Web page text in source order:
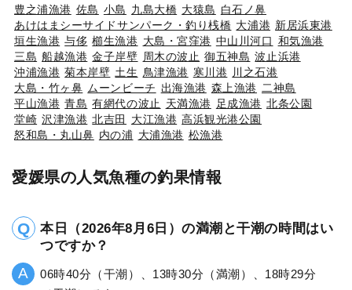
豊之浦漁港 佐島 小島 九島大橋 大猿島 白石ノ鼻
あけはまシーサイドサンパーク・釣り桟橋 大浦港 新居浜東港
垣生漁港 与侈 櫛生漁港 大島・宮窪港 中山川河口 和気漁港
三島 船越漁港 金子岸壁 周木の波止 御五神島 波止浜港
沖浦漁港 菊本岸壁 土生 鳥津漁港 寒川港 川之石港
大島・竹ヶ鼻 ムーンビーチ 出海漁港 森上漁港 二神島
平山漁港 青島 有網代の波止 天満漁港 足成漁港 北条公園
堂崎 沢津漁港 北吉田 大江漁港 高浜観光港公園
怒和島・丸山鼻 内の浦 大浦漁港 松漁港
愛媛県の人気魚種の釣果情報
本日（2026年8月6日）の満潮と干潮の時間はい
つですか？
06時40分（干潮）、13時30分（満潮）、18時29分